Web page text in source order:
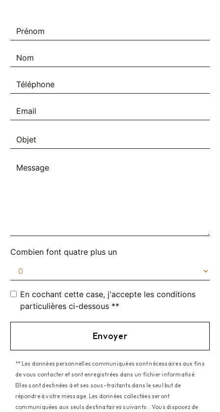
Combien font quatre plus un
En cochant cette case, j'accepte les conditions
particulières ci-dessous **
Envoyer
** Les données personnelles communiquées sont nécessaires aux fins
de vous contacter et sont enregistrées dans un fichier informatisé.
Elles sont destinées à et ses sous-traitants dans le seul but de
répondre à votre message. Les données collectées seront
communiquées aux seuls destinataires suivants: . Vous disposez de